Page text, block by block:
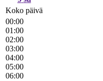
Koko päivä
00:00
01:00
02:00
03:00
04:00
05:00
06:00